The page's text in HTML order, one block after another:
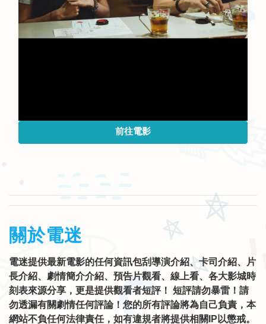
前往電影
關於電迷
電迷提供最新電影的任何資訊包刮導演介紹、卡司介紹、片
長介紹、劇情簡介介紹、預告片觀看、線上看、各大影城時
刻表來源分享，更是提供觀看者短評！ 短評請勿暴雷！請
勿透漏有關劇情任何評論！您的所有評論將為自己負責，本
網站不負任何法律責任，如有違規者將提供相關IP以懲戒。